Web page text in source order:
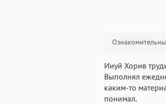
Ииуй Хорив
Выполнял
каким-то
понимал.